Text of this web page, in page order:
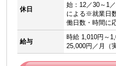
休日
始：12／30～1
による※就業日
働日数・時間に
給与
時給 1,010円～
25,000円／月（